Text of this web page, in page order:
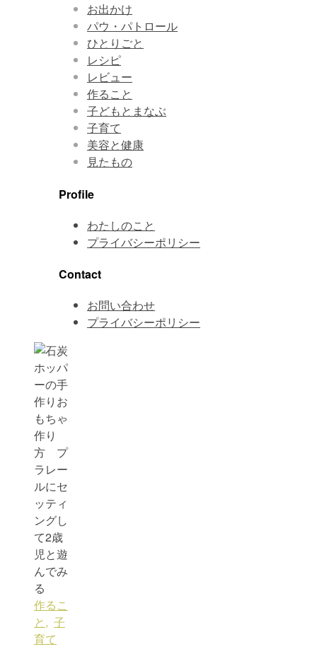
お出かけ
パウ・パトロール
ひとりごと
レシピ
レビュー
作ること
子どもとまなぶ
子育て
美容と健康
見たもの
Profile
わたしのこと
プライバシーポリシー
Contact
お問い合わせ
プライバシーポリシー
作るこ
と, 子
育て